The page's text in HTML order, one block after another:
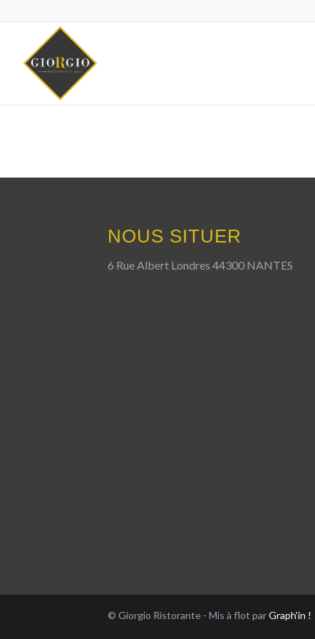
NOUS SITUER
6 Rue Albert Londres 44300 NANTES
© Giorgio Ristorante - Mis à flot parGraph'in !